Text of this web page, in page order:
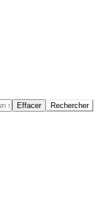
Effacer Rechercher